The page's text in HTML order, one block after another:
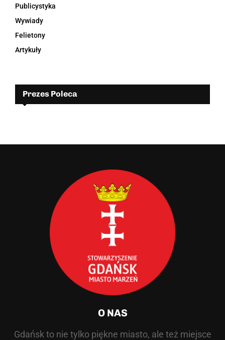
Publicystyka
Wywiady
Felietony
Artykuły
Prezes Poleca
O NAS
Gdańsk to nie tylko piękne miasto, ale też miejsce